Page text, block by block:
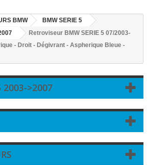
BMW
BMW SERIE 5
Retroviseur BMW SERIE 5 07/2003-
- Droit - Dégivrant - Aspherique Bleue -
2003->2007